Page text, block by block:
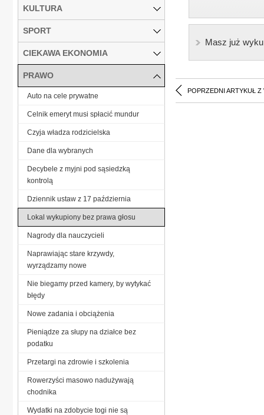
Masz już
POPRZEDNI ARTYKUŁ Z
KULTURA
SPORT
CIEKAWA EKONOMIA
PRAWO
Auto na cele prywatne
Celnik emeryt musi spłacić mundur
Czyja władza rodzicielska
Dane dla wybranych
Decybele z myjni pod sąsiedzką
kontrolą
Dziennik ustaw z 17 październia
Lokal wykupiony bez prawa głosu
Nagrody dla nauczycieli
Naprawiając stare krzywdy,
wyrządzamy nowe
Nie biegamy przed kamery, by wytykać
błędy
Nowe zadania i obciążenia
Pieniądze za słupy na działce bez
podatku
Przetargi na zdrowie i szkolenia
Rowerzyści masowo nadużywają
chodnika
Wydatki na zdobycie togi nie są